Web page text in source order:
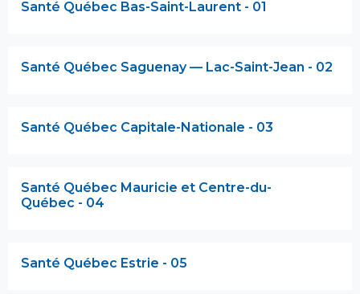
Santé Québec Bas-Saint-Laurent - 01
Santé Québec Saguenay — Lac-Saint-Jean - 02
Santé Québec Capitale-Nationale - 03
Santé Québec Mauricie et Centre-du-
Québec - 04
Santé Québec Estrie - 05